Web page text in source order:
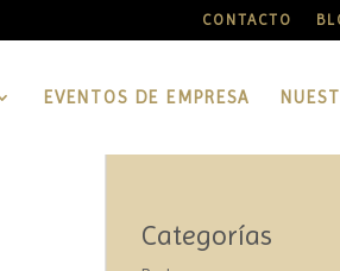
CONTACTO
EVENTOS DE EMPRESA
Categorías